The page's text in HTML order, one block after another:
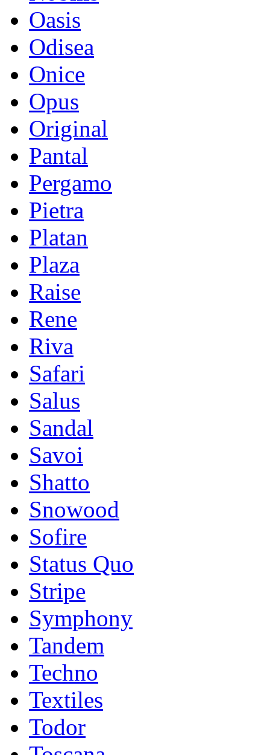
Oasis
Odisea
Onice
Opus
Original
Pantal
Pergamo
Pietra
Platan
Plaza
Raise
Rene
Riva
Safari
Salus
Sandal
Savoi
Shatto
Snowood
Sofire
Status Quo
Stripe
Symphony
Tandem
Techno
Textiles
Todor